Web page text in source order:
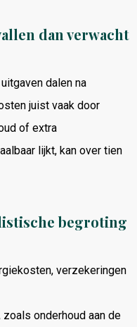
dan verwacht
dalen na
juist vaak door
of extra
lijkt, kan over tien
begroting
verzekeringen
onderhoud aan de